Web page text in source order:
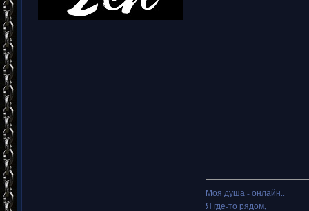
Моя душа - онлайн..
Я где-то рядом,